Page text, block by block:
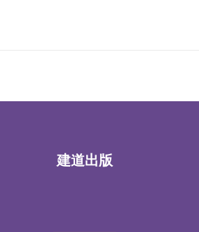
建道出版